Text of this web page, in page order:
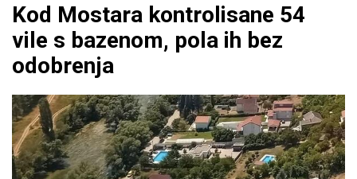
Kod Mostara kontrolisane 54
vile s bazenom, pola ih bez
odobrenja